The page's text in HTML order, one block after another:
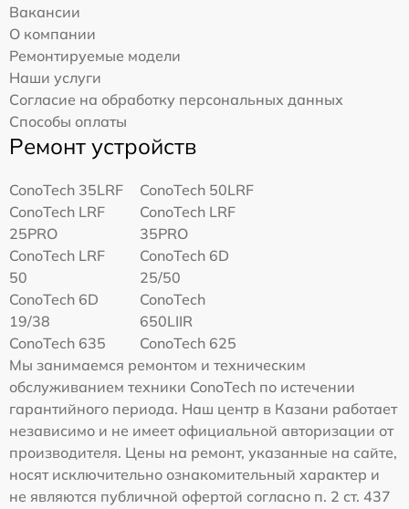
Вакансии
О компании
Ремонтируемые модели
Наши услуги
Согласие на обработку персональных данных
Способы оплаты
Ремонт устройств
ConoTech 35LRF
ConoTech 50LRF
ConoTech LRF
25PRO
ConoTech LRF
35PRO
ConoTech LRF
50
ConoTech 6D
25/50
ConoTech 6D
19/38
ConoTech
650LIIR
ConoTech 635
ConoTech 625
Мы занимаемся ремонтом и техническим
обслуживанием техники ConoTech по истечении
гарантийного периода. Наш центр в Казани работает
независимо и не имеет официальной авторизации от
производителя. Цены на ремонт, указанные на сайте,
носят исключительно ознакомительный характер и
не являются публичной офертой согласно п. 2 ст. 437